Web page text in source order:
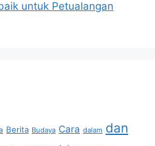
untuk Petualangan
Berita Budaya Cara dalam dan